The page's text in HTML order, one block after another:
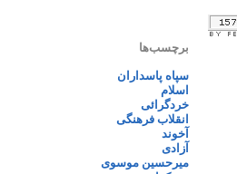
برچسب‌ها
سپاه پاسداران
اسلام
خردگرائی
انقلاب فرهنگی
آخوند
آزادی
میرحسین موسوی